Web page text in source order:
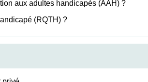
aux adultes handicapés (AAH) ?
(RQTH) ?